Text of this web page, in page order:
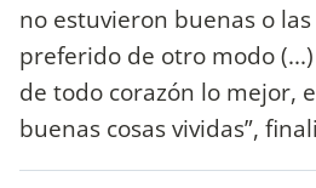
no estuvieron buenas o
preferido de otro modo
de todo corazón lo mejor,
buenas cosas vividas”,